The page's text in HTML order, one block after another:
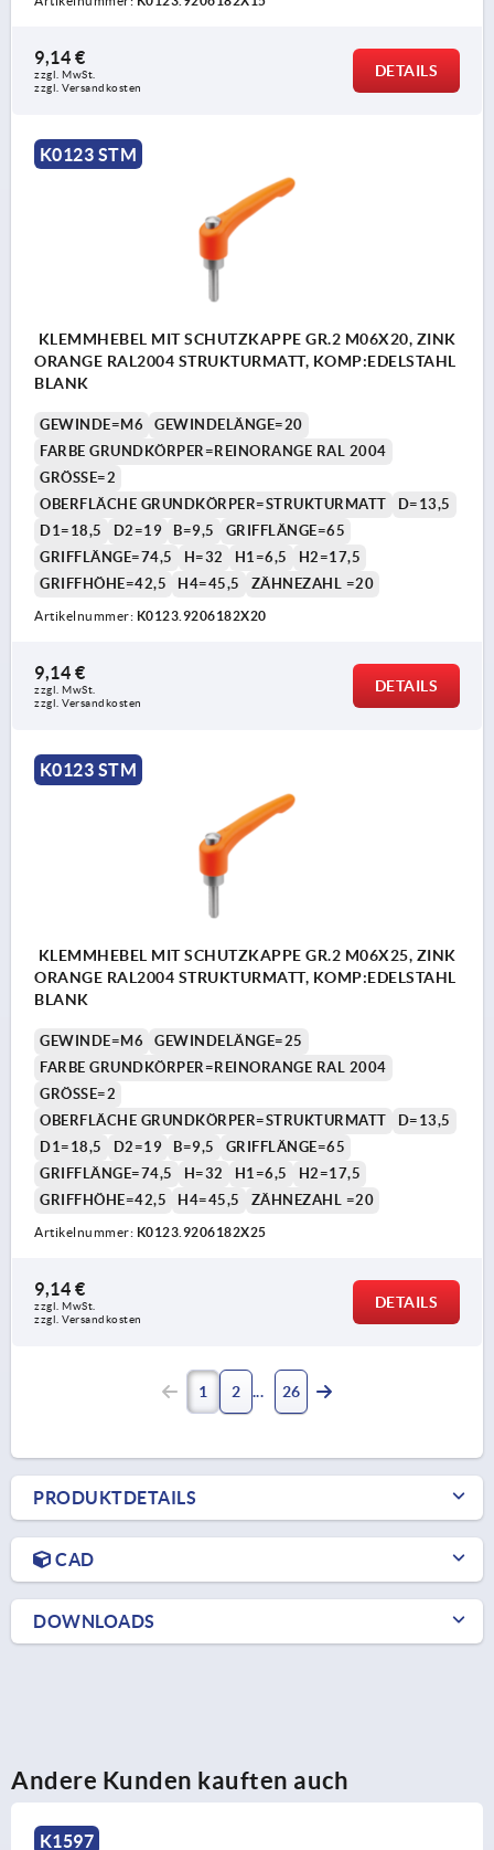
9,14 €
zzgl. MwSt.
zzgl. Versandkosten
DETAILS
K0123 STM
KLEMMHEBEL MIT SCHUTZKAPPE GR.2 M06X20, ZINK
ORANGE RAL2004 STRUKTURMATT, KOMP:EDELSTAHL
BLANK
GEWINDE=M6
GEWINDELÄNGE=20
FARBE GRUNDKÖRPER=REINORANGE RAL 2004
GRÖSSE=2
OBERFLÄCHE GRUNDKÖRPER=STRUKTURMATT
D=13,5
D1=18,5
D2=19 B=9,5
GRIFFLÄNGE=65
GRIFFLÄNGE=74,5
H=32 H1=6,5
H2=17,5
GRIFFHÖHE=42,5
H4=45,5 ZÄHNEZAHL =20
Artikelnummer: K0123.9206182X20
9,14 €
zzgl. MwSt.
zzgl. Versandkosten
DETAILS
K0123 STM
KLEMMHEBEL MIT SCHUTZKAPPE GR.2 M06X25, ZINK
ORANGE RAL2004 STRUKTURMATT, KOMP:EDELSTAHL
BLANK
GEWINDE=M6
GEWINDELÄNGE=25
FARBE GRUNDKÖRPER=REINORANGE RAL 2004
GRÖSSE=2
OBERFLÄCHE GRUNDKÖRPER=STRUKTURMATT
D=13,5
D1=18,5
D2=19 B=9,5
GRIFFLÄNGE=65
GRIFFLÄNGE=74,5
H=32 H1=6,5
H2=17,5
GRIFFHÖHE=42,5
H4=45,5 ZÄHNEZAHL =20
Artikelnummer: K0123.9206182X25
9,14 €
zzgl. MwSt.
zzgl. Versandkosten
DETAILS
1 2 26
PRODUKTDETAILS
CAD
DOWNLOADS
Andere Kunden kauften auch